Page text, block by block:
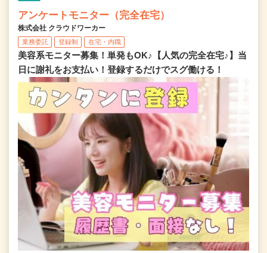
アンケートモニター（完全在宅）
株式会社 クラウドワーカー
業務委託 登録制 在宅・内職
美容系モニター募集！単発もOK♪【人気の完全在宅♪】当
日に謝礼をお支払い！登録するだけでスグ働ける！